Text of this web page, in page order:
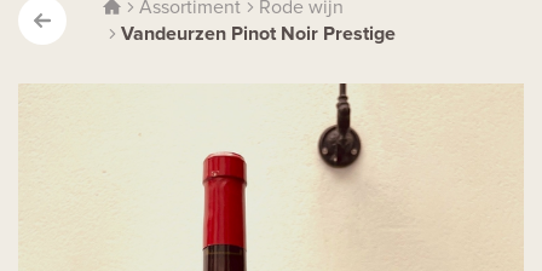
Assortiment
Rode wijn
Vandeurzen Pinot Noir Prestige